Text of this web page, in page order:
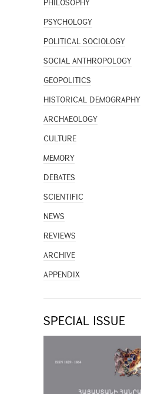
PHILOSOPHY
PSYCHOLOGY
POLITICAL SOCIOLOGY
SOCIAL ANTHROPOLOGY
GEOPOLITICS
HISTORICAL DEMOGRAPHY
ARCHAEOLOGY
CULTURE
MEMORY
DEBATES
SCIENTIFIC
NEWS
REVIEWS
ARCHIVE
APPENDIX
SPECIAL ISSUE